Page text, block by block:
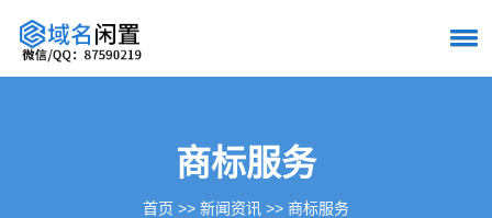
商标服务
首页 >> 新闻资讯 >> 商标服务